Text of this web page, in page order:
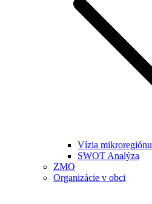
Vízia mikroregiónu
SWOT Analýza
ZMO
Organizácie v obci